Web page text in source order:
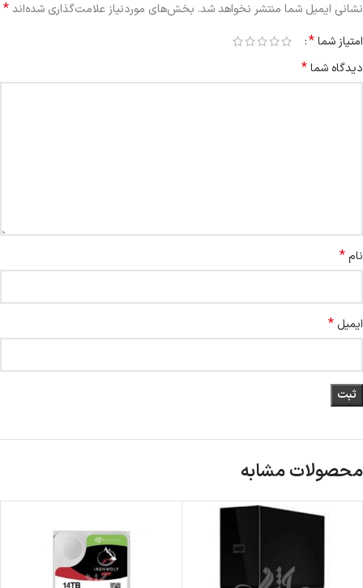
نشانی ایمیل شما منتشر نخواهد شد. بخش‌های موردنیاز علامت‌گذاری شده‌اند*
امتیاز شما*
دیدگاه شما*
نام*
ایمیل *
محصولات مشابه